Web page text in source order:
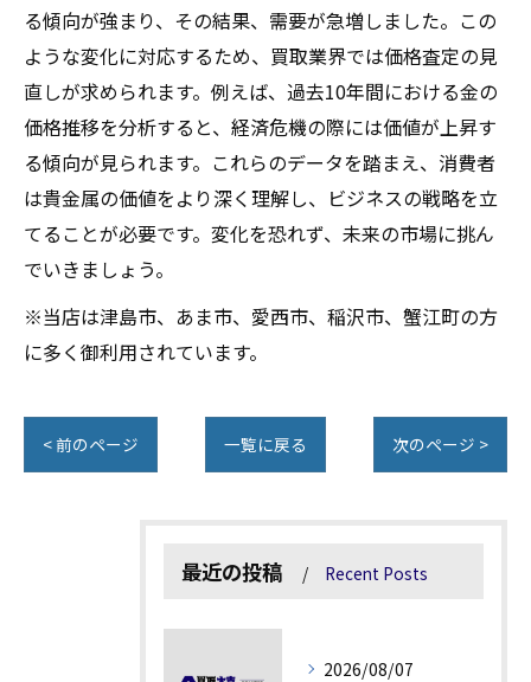
る傾向が強まり、その結果、需要が急増しました。この
ような変化に対応するため、買取業界では価格査定の見
直しが求められます。例えば、過去10年間における金の
価格推移を分析すると、経済危機の際には価値が上昇す
る傾向が見られます。これらのデータを踏まえ、消費者
は貴金属の価値をより深く理解し、ビジネスの戦略を立
てることが必要です。変化を恐れず、未来の市場に挑ん
でいきましょう。
※当店は津島市、あま市、愛西市、稲沢市、蟹江町の方
に多く御利用されています。
< 前のページ 一覧に戻る 次のページ >
最近の投稿 Recent Posts
2026/08/07